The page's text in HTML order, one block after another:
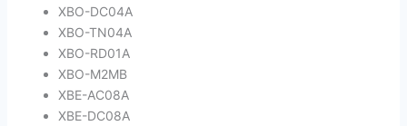
XBO-DC04A
XBO-TN04A
XBO-RD01A
XBO-M2MB
XBE-AC08A
XBE-DC08A